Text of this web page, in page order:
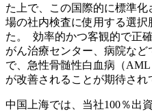
た上で、この国際的に標準
場の社内検査に使用する選択
た。 効率的かつ客観的で正
がん治療センター、病院な
で、急性骨髄性白血病（
が改善されることが期待され
中国上海では、当社100％出